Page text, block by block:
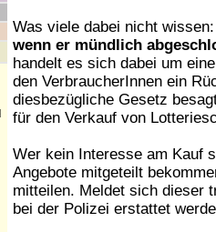
Was viele dabei nicht
wenn er mündlich
handelt es sich dabei um
den VerbraucherInnen ein
diesbezügliche Gesetz
für den Verkauf von
Wer kein Interesse am Kauf
Angebote mitgeteilt
mitteilen. Meldet sich dieser
bei der Polizei erstattet